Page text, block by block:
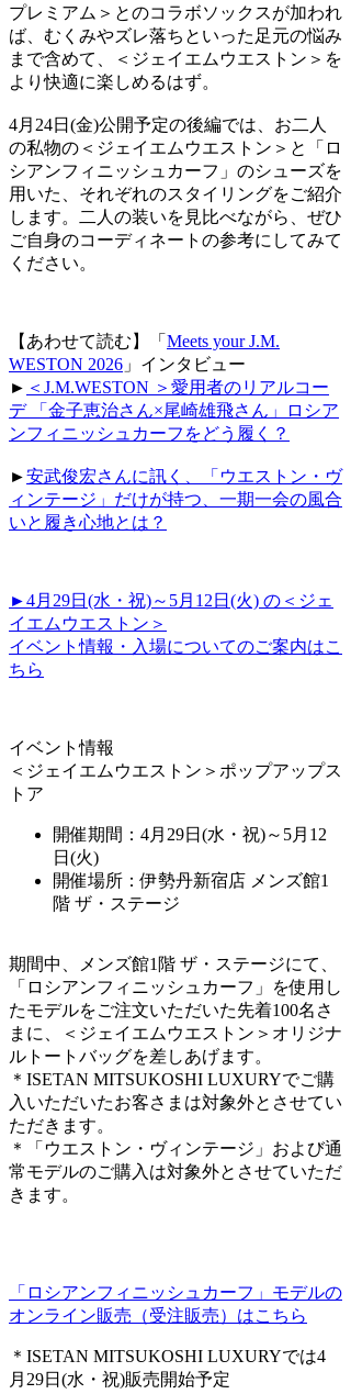
プレミアム＞とのコラボソックスが加われ
ば、むくみやズレ落ちといった足元の悩み
まで含めて、＜ジェイエムウエストン＞を
より快適に楽しめるはず。
4月24日(金)公開予定の後編では、お二人
の私物の＜ジェイエムウエストン＞と「ロ
シアンフィニッシュカーフ」のシューズを
用いた、それぞれのスタイリングをご紹介
します。二人の装いを見比べながら、ぜひ
ご自身のコーディネートの参考にしてみて
ください。
【あわせて読む】「 Meets your J.M.
WESTON 2026 」インタビュー
► ＜J.M.WESTON ＞愛用者のリアルコー
デ 「金子恵治さん×尾崎雄飛さん」ロシア
ンフィニッシュカーフをどう履く？
►安武俊宏さんに訊く、「ウエストン・ヴ
ィンテージ」だけが持つ、一期一会の風合
いと履き心地とは？
►4月29日(水・祝)～5月12日(火) の＜ジェ
イエムウエストン＞
イベント情報・入場についてのご案内はこ
ちら
イベント情報
＜ジェイエムウエストン＞ポップアップス
トア
開催期間：4月29日(水・祝)～5月12
日(火)
開催場所：伊勢丹新宿店 メンズ館1
階 ザ・ステージ
期間中、メンズ館1階 ザ・ステージにて、
「ロシアンフィニッシュカーフ」を使用し
たモデルをご注文いただいた先着100名さ
まに、＜ジェイエムウエストン＞オリジナ
ルトートバッグを差しあげます。
＊ISETAN MITSUKOSHI LUXURYでご購
入いただいたお客さまは対象外とさせてい
ただきます。
＊「ウエストン・ヴィンテージ」および通
常モデルのご購入は対象外とさせていただ
きます。
「ロシアンフィニッシュカーフ」モデルの
オンライン販売（受注販売）はこちら
＊ISETAN MITSUKOSHI LUXURYでは4
月29日(水・祝)販売開始予定